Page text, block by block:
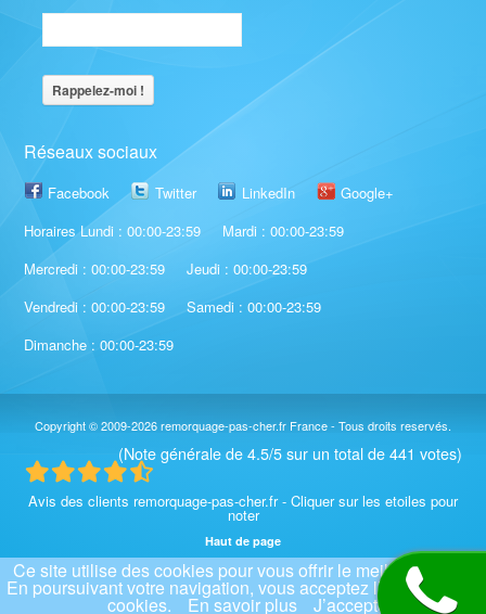
Réseaux sociaux
Facebook Twitter LinkedIn
Google+
Horaires Lundi : 00:00-23:59
Mardi : 00:00-23:59
Mercredi : 00:00-23:59
Jeudi : 00:00-23:59
Vendredi : 00:00-23:59
Samedi : 00:00-23:59
Dimanche : 00:00-23:59
Copyright © 2009-2026remorquage-pas-cher.fr France - Tous droits reservés.
(Note générale de 4.5/5 sur un total de 441 votes)
Avis des clients remorquage-pas-cher.fr - Cliquer sur les etoiles pour
noter
Haut de page
Contact - Déposer un avis Mentions légales CGU
Présentation
Galerie photos
Ce site utilise des cookies pour vous offrir le meilleur service.
En poursuivant votre navigation, vous acceptez l’utilisation
cookies. En savoir plus J’accepte